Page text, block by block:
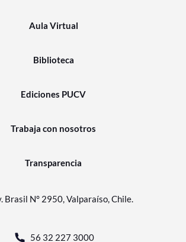
Aula Virtual
Biblioteca
Ediciones PUCV
Trabaja con nosotros
Transparencia
Brasil N° 2950, Valparaíso, Chile.
56 32 227 3000